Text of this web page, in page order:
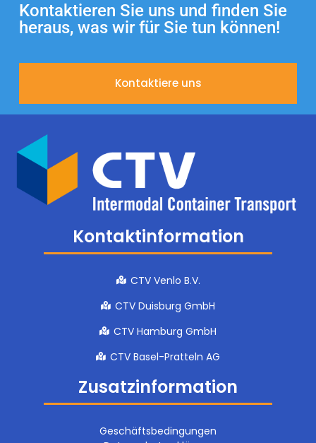
Kontaktieren Sie uns und finden Sie
heraus, was wir für Sie tun können!
Kontaktiere uns
Kontaktinformation
CTV Venlo B.V.
CTV Duisburg GmbH
CTV Hamburg GmbH
CTV Basel-Pratteln AG
Zusatzinformation
Geschäftsbedingungen